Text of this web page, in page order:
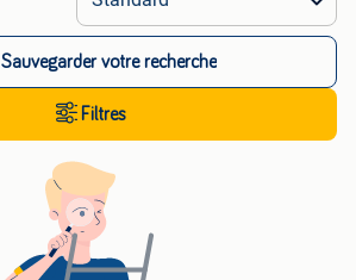
Sauvegarder votre recherche
Filtres